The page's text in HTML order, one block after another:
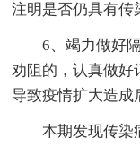
注明是否仍具有传
6、竭力做好隔
劝阻的，认真做好
导致疫情扩大造成
本期发现传染病